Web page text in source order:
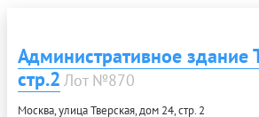
Административное здание
стр.2 Лот №870
Москва, улица Тверская, дом 24, стр. 2